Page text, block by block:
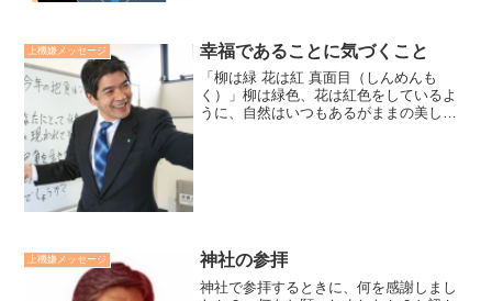
上機嫌メッセージ 幸福であることに気づくこと
「柳は緑 花は紅 真面目（しんめんも
く）」柳は緑色、花は紅色をしているよ
うに、自然はいつもあるがままの美しい
上機嫌メッセージ 神社の参拝
神社で参拝するときに、何を感謝しまし